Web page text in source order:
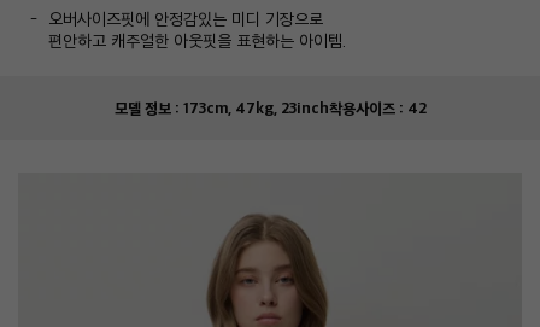
오버사이즈핏에 안정감있는 미디 기장으로
편안하고 캐주얼한 아웃핏을 표현하는 아이템.
모델 정보 : 173cm, 47kg, 23inch착용사이즈 : 42